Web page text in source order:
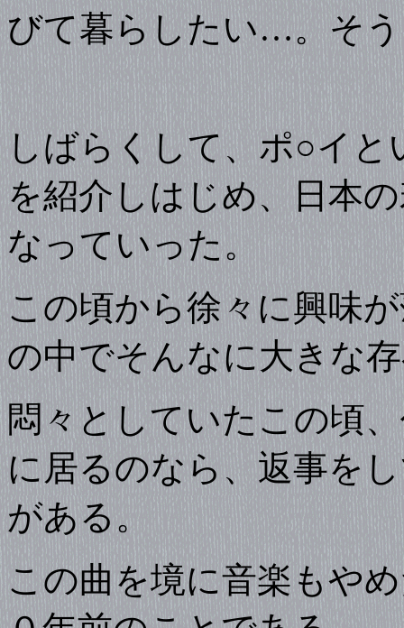
びて暮らしたい…。そ
しばらくして、ポ○イと
を紹介しはじめ、日本
なっていった。
この頃から徐々に興味
の中でそんなに大きな
悶々としていたこの頃
に居るのなら、返事を
がある。
この曲を境に音楽もや